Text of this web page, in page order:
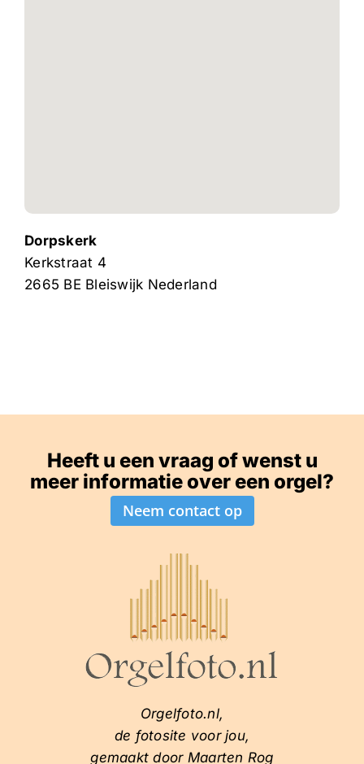
Dorpskerk
Kerkstraat 4
2665 BE Bleiswijk Nederland
Heeft u een vraag of wenst u
meer informatie over een orgel?
Neem contact op
Orgelfoto.nl,
de fotosite voor jou,
gemaakt door Maarten Rog